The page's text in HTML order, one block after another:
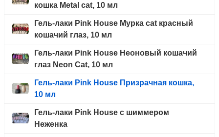
кошка Metal cat, 10 мл
Гель-лаки Pink House Мурка cat красный
кошачий глаз, 10 мл
Гель-лаки Pink House Неоновый кошачий
глаз Neon Cat, 10 мл
Гель-лаки Pink House Призрачная кошка,
10 мл
Гель-лаки Pink House с шиммером
Неженка